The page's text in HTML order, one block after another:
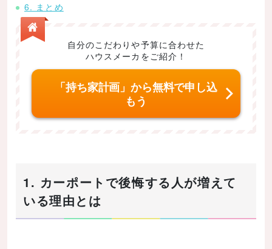
6. まとめ
自分のこだわりや予算に合わせた
ハウスメーカをご紹介！
「持ち家計画」から無料で申し込
もう
1. カーポートで後悔する人が増えて
いる理由とは